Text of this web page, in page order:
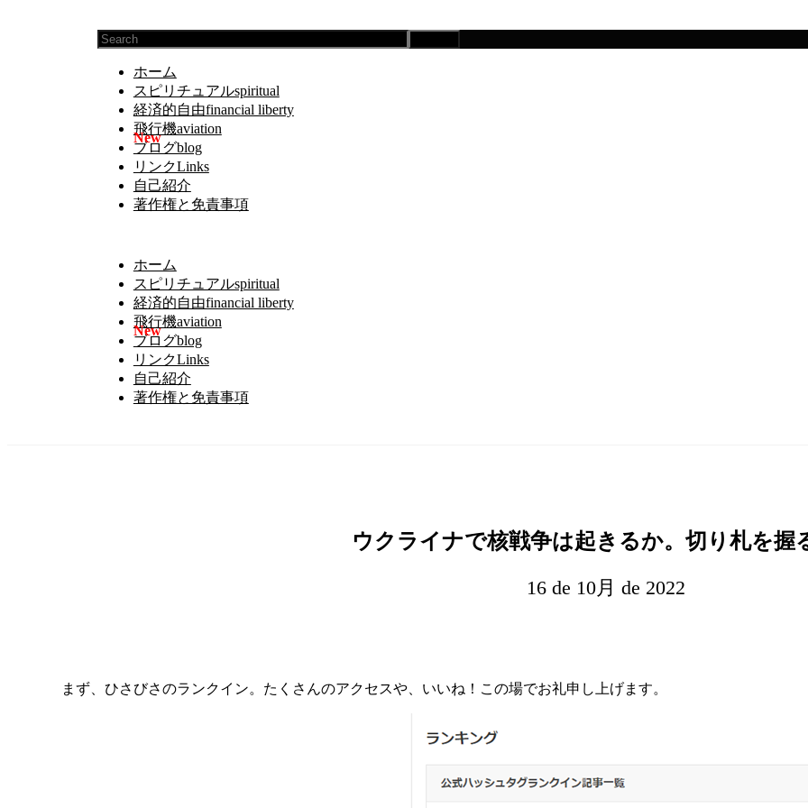
ホーム
スピリチュアルspiritual
経済的自由financial liberty
飛行機aviation
ブログblog
リンクLinks
自己紹介
著作権と免責事項
ホーム
スピリチュアルspiritual
経済的自由financial liberty
飛行機aviation
ブログblog
リンクLinks
自己紹介
著作権と免責事項
ウクライナで核戦争は起きるか。切り札を握
16 de 10月 de 2022
まず、ひさびさのランクイン。たくさんのアクセスや、いいね！この場でお礼申し上げます。